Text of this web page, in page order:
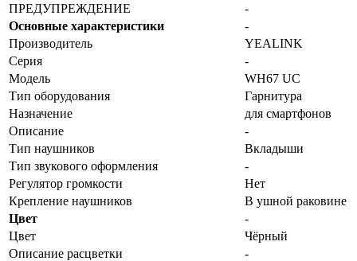
ПРЕДУПРЕЖДЕНИЕ
-
Основные характеристики
-
Производитель
YEALINK
Серия
-
Модель
WH67 UC
Тип оборудования
Гарнитура
Назначение
для смартфонов
Описание
-
Тип наушников
Вкладыши
Тип звукового оформления
-
Регулятор громкости
Нет
Крепление наушников
В ушной раковине
Цвет
-
Цвет
Чёрный
Описание расцветки
-